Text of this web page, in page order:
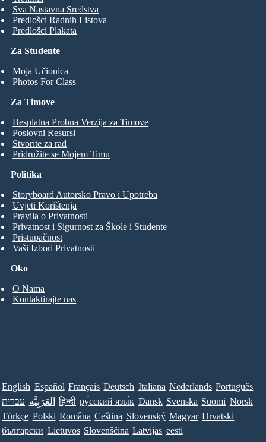
Za Studente
Moja Učionica
Photos For Class
Sva Nastavna Sredstva
Predlošci Radnih Listova
Predlošci Plakata
Za Timove
Besplatna Probna Verzija za Timove
Poslovni Resursi
Stvorite za rad
Pridružite se Mojem Timu
Oko
O Nama
Kontaktirajte nas
Politika
Storyboard Autorsko Pravo i Upotreba
Uvjeti Korištenja
Pravila o Privatnosti
Privatnost i Sigurnost za Škole i Studente
Pristupačnost
Vaši Izbori Privatnosti
English Español Français Deutsch Italiana Nederlands Português
עברית العَرَبِيَّة हिन्दी ру́сский язы́к Dansk Svenska Suomi Norsk
Türkçe Polski Româna Ceština Slovenský Magyar Hrvatski
български Lietuvos Slovenščina Latvijas eesti